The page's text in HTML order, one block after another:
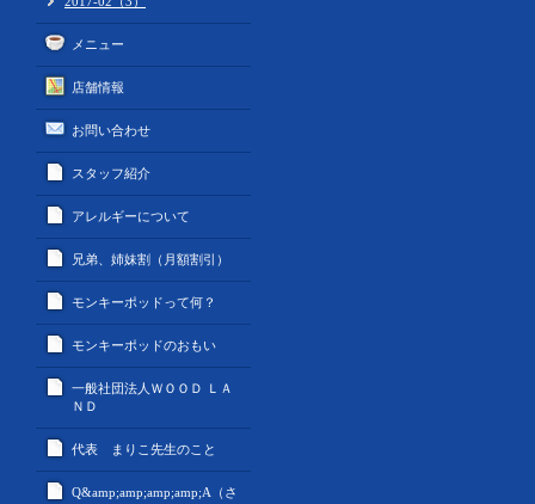
メニュー
店舗情報
お問い合わせ
スタッフ紹介
アレルギーについて
兄弟、姉妹割（月額割引）
モンキーポッドって何？
モンキーポッドのおもい
一般社団法人ＷＯＯＤ ＬＡ
ＮＤ
代表 まりこ先生のこと
Q&amp;amp;amp;amp;A（さ